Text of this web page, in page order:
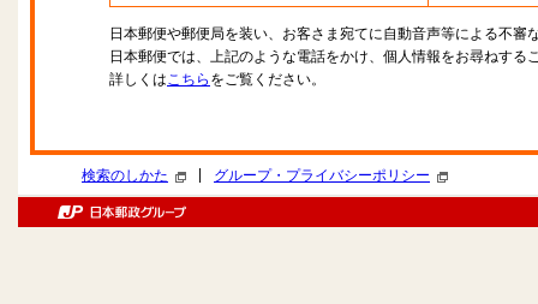
日本郵便や郵便局を装い、お客さま宛てに自動音声等による不審
日本郵便では、上記のような電話をかけ、個人情報をお尋ねする
詳しくはこちら をご覧ください。
検索のしかた グループ・プライバシーポリシー